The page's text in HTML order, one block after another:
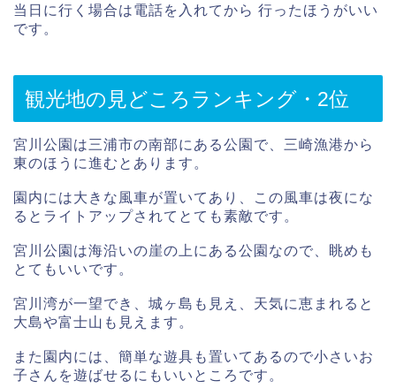
当日に行く場合は電話を入れてから 行ったほうがいい
です。
観光地の見どころランキング・2位
宮川公園は三浦市の南部にある公園で、三崎漁港から
東のほうに進むとあります。
園内には大きな風車が置いてあり、この風車は夜にな
るとライトアップされてとても素敵です。
宮川公園は海沿いの崖の上にある公園なので、眺めも
とてもいいです。
宮川湾が一望でき、城ヶ島も見え、天気に恵まれると
大島や富士山も見えます。
また園内には、簡単な遊具も置いてあるので小さいお
子さんを遊ばせるにもいいところです。